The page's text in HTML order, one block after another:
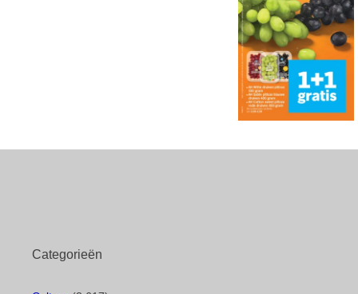
Categorieën